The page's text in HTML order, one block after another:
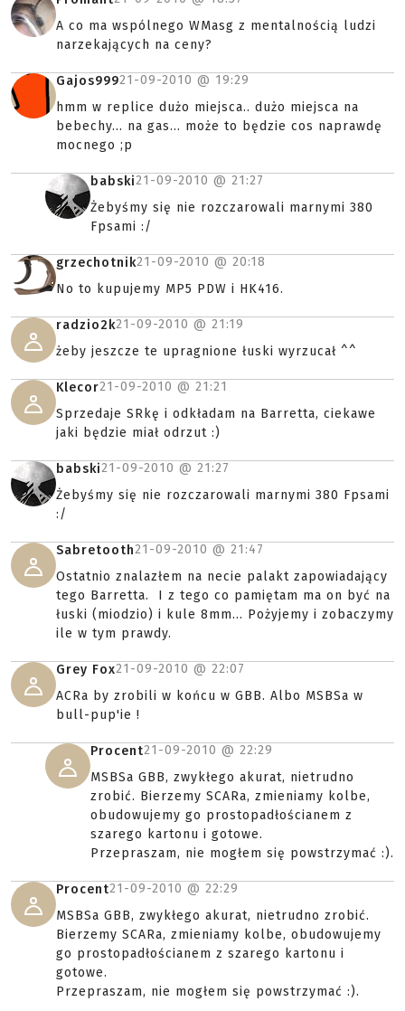
A co ma wspólnego WMasg z mentalnością ludzi
narzekających na ceny?
Gajos99921-09-2010 @ 19:29
hmm w replice dużo miejsca.. dużo miejsca na
bebechy... na gas... może to będzie cos naprawdę
mocnego ;p
babski21-09-2010 @ 21:27
Żebyśmy się nie rozczarowali marnymi 380
Fpsami :/
grzechotnik21-09-2010 @ 20:18
No to kupujemy MP5 PDW i HK416.
radzio2k21-09-2010 @ 21:19
żeby jeszcze te upragnione łuski wyrzucał ^^
Klecor21-09-2010 @ 21:21
Sprzedaje SRkę i odkładam na Barretta, ciekawe
jaki będzie miał odrzut :)
babski21-09-2010 @ 21:27
Żebyśmy się nie rozczarowali marnymi 380 Fpsami
:/
Sabretooth21-09-2010 @ 21:47
Ostatnio znalazłem na necie palakt zapowiadający
tego Barretta. I z tego co pamiętam ma on być na
łuski (miodzio) i kule 8mm... Pożyjemy i zobaczymy
ile w tym prawdy.
Grey Fox21-09-2010 @ 22:07
ACRa by zrobili w końcu w GBB. Albo MSBSa w
bull-pup'ie !
Procent21-09-2010 @ 22:29
MSBSa GBB, zwykłego akurat, nietrudno
zrobić. Bierzemy SCARa, zmieniamy kolbe,
obudowujemy go prostopadłościanem z
szarego kartonu i gotowe.
Przepraszam, nie mogłem się powstrzymać :).
Procent21-09-2010 @ 22:29
MSBSa GBB, zwykłego akurat, nietrudno zrobić.
Bierzemy SCARa, zmieniamy kolbe, obudowujemy
go prostopadłościanem z szarego kartonu i
gotowe.
Przepraszam, nie mogłem się powstrzymać :).